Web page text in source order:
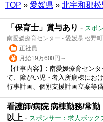
TOP » 愛媛県 » 北宇和郡
「保育士」賞与あり - スポ
南愛媛療育センター - 愛媛県 松野
正社員
月給19万600円～
【仕事内容】: 南愛媛療育セン
て、障がい児・者入所病棟にお
行事計画、個別支援計画立案等)
看護師/病院 病棟勤務/常勤
以上 - スポンサー：求人ボック